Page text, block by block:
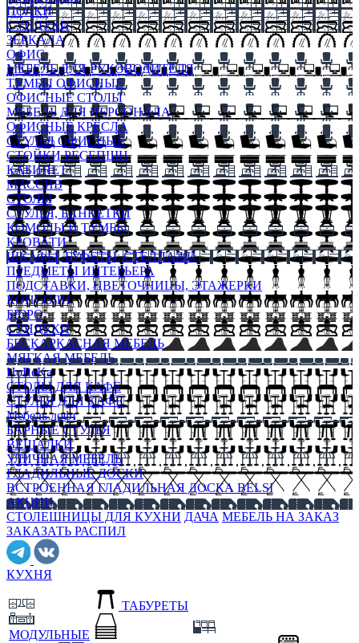
ПОЛКИ
СУНДУКИ
ЗЕРКАЛА
ОФИС
МЕБЕЛЬ ДЛЯ РУКОВОДИТЕЛЯ
ТУМБЫ ОФИСНЫЕ
ОФИСНЫЕ СТОЛЫ
МЕБЕЛЬ ДЛЯ ПЕРСОНАЛА
ОФИСНЫЕ КРЕСЛА
СТУЛЬЯ ОФИСНЫЕ
СТОЙКИ РЕСЕПШН
КАБИНЕТ
МАССИВ
СТОЛЫ
СТУЛЬЯ, БАНКЕТКИ
КОМОДЫ И ТУМБЫ
КРОВАТИ
ШКАФЫ, БУФЕТЫ, СТЕЛЛАЖИ
ПРЕДМЕТЫ ИНТЕРЬЕРА
ПОДСТАВКИ, ЦВЕТОЧНИЦЫ, ЭТАЖЕРКИ
КОНСОЛИ
БЮРО
СУНДУКИ
БЕСКАРКАСНАЯ МЕБЕЛЬ
МЯГКАЯ МЕБЕЛЬ
HoReKa
СТОЛЫ ДЛЯ КАФЕ
СТУЛЬЯ ДЛЯ КАФЕ
Мебель лофт
БАРНЫЕ СТУЛЬЯ
ВЕШАЛКИ
УЛИЧНАЯ МЕБЕЛЬ
ГЛАДИЛЬНЫЕ ДОСКИ
ВСТРОЕННАЯ ГЛАДИЛЬНАЯ ДОСКА BELSI
АКЦИИ
СТОЛЕШНИЦЫ ДЛЯ КУХНИ ДАЧА МЕБЕЛЬ НА ЗАКАЗ
ЗАКАЗАТЬ РАСПИЛ
КУХНЯ
МОДУЛЬНЫЕ
ТАБУРЕТЫ